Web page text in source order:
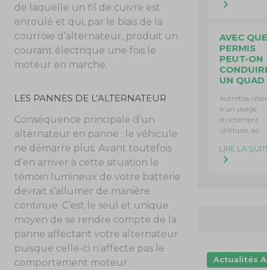
de laquelle un fil de cuivre est
enroulé et qui, par le biais de la
courroie d’alternateur, produit un
courant électrique une fois le
moteur en marche.
LES PANNES DE L’ALTERNATEUR
Conséquence principale d’un
alternateur en panne : le véhicule
ne démarre plus. Avant toutefois
d’en arriver à cette situation le
témoin lumineux de votre batterie
devrait s’allumer de manière
continue. C’est le seul et unique
moyen de se rendre compte de la
panne affectant votre alternateur
puisque celle-ci n’affecte pas le
comportement moteur.
AVEC
PERMIS
PEUT-ON
UN QUAD
Autrefois
à un usage
strictement
utilitaire, les
LIRE LA
Actualités